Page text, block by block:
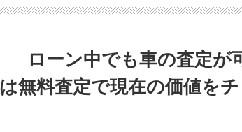
ローン中でも車の査定が
無料査定で現在の価値を